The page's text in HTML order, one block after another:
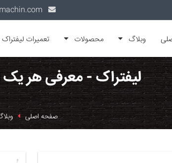
وبلاگ محصولات تعمیرات
لیفتراک - معرفی هر یک
صفحه اصلی